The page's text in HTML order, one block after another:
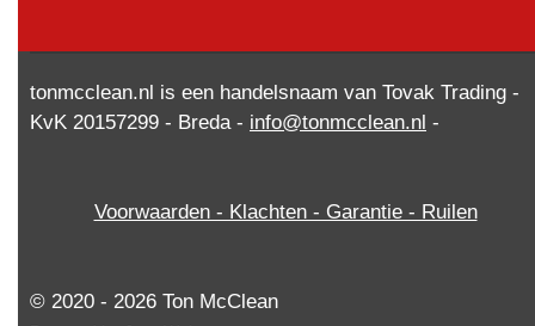
tonmcclean.nl is een handelsnaam van Tovak Trading -
KvK 20157299 - Breda - info@tonmcclean.nl -
Voorwaarden - Klachten - Garantie - Ruilen
© 2020 - 2026 Ton McClean